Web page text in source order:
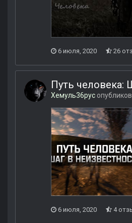
6 июля, 2020 26
Путь человека:
Хемуль36рус
6 июля, 2020 4